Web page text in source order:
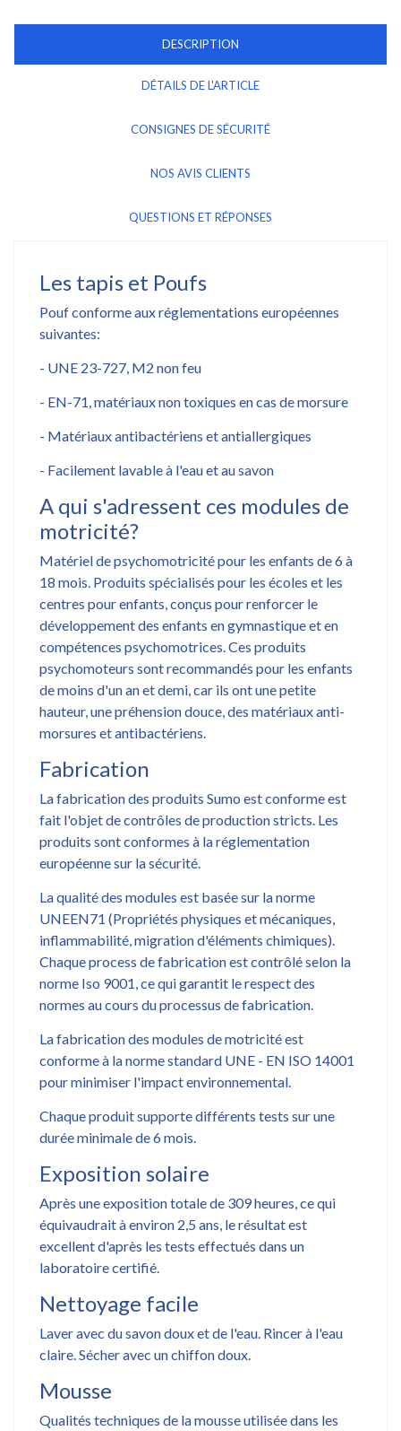
DESCRIPTION
DÉTAILS DE L'ARTICLE
CONSIGNES DE SÉCURITÉ
NOS AVIS CLIENTS
QUESTIONS ET RÉPONSES
Les tapis et Poufs
Pouf conforme aux réglementations européennes
suivantes:
- UNE 23-727, M2 non feu
- EN-71, matériaux non toxiques en cas de morsure
- Matériaux antibactériens et antiallergiques
- Facilement lavable à l'eau et au savon
A qui s'adressent ces modules de
motricité?
Matériel de psychomotricité pour les enfants de 6 à
18 mois. Produits spécialisés pour les écoles et les
centres pour enfants, conçus pour renforcer le
développement des enfants en gymnastique et en
compétences psychomotrices. Ces produits
psychomoteurs sont recommandés pour les enfants
de moins d'un an et demi, car ils ont une petite
hauteur, une préhension douce, des matériaux anti-
morsures et antibactériens.
Fabrication
La fabrication des produits Sumo est conforme est
fait l'objet de contrôles de production stricts. Les
produits sont conformes à la réglementation
européenne sur la sécurité.
La qualité des modules est basée sur la norme
UNEEN71 (Propriétés physiques et mécaniques,
inflammabilité, migration d'éléments chimiques).
Chaque process de fabrication est contrôlé selon la
norme Iso 9001, ce qui garantit le respect des
normes au cours du processus de fabrication.
La fabrication des modules de motricité est
conforme à la norme standard UNE - EN ISO 14001
pour minimiser l'impact environnemental.
Chaque produit supporte différents tests sur une
durée minimale de 6 mois.
Exposition solaire
Après une exposition totale de 309 heures, ce qui
équivaudrait à environ 2,5 ans, le résultat est
excellent d'après les tests effectués dans un
laboratoire certifié.
Nettoyage facile
Laver avec du savon doux et de l'eau. Rincer à l'eau
claire. Sécher avec un chiffon doux.
Mousse
Qualités techniques de la mousse utilisée dans les